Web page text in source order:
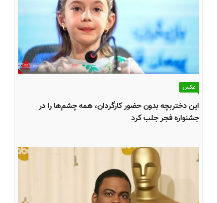
عکس
این دختربچه بدون حضور کارگردان، همه چشم‌ها را در
جشنواره فجر جلب کرد